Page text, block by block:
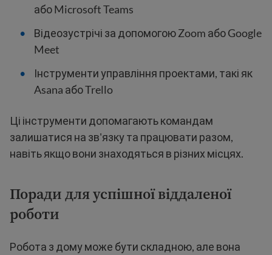
або Microsoft Teams
Відеозустрічі за допомогою Zoom або Google
Meet
Інструменти управління проектами, такі як
Asana або Trello
Ці інструменти допомагають командам
залишатися на зв'язку та працювати разом,
навіть якщо вони знаходяться в різних місцях.
Поради для успішної віддаленої
роботи
Робота з дому може бути складною, але вона